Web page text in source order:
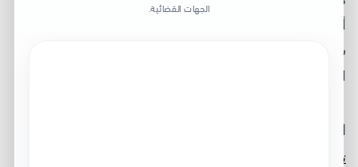
ستعرف كيف تحمي موقفك قبل أن يتحول الدين أو النزاع
تتنازل عنها
الجهات القضائية.